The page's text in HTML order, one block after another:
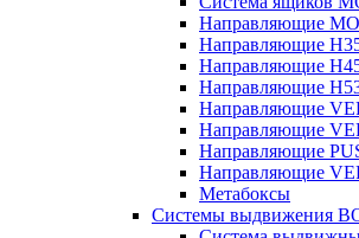
Направляющие
Направляющие
Направляющие
Направляющие
Направляющие
Направляющие
Направляющие
Направляющие
Метабоксы
Системы выдвижения